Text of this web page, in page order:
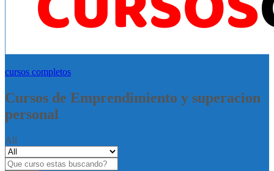
cursos completos
Cursos de Emprendimiento y superacion
personal
All